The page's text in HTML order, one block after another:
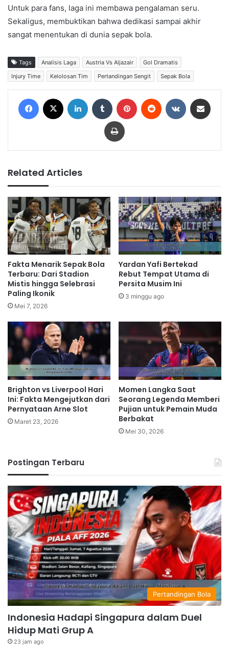
Untuk para fans, laga ini membawa pengalaman seru.
Sekaligus, membuktikan bahwa dedikasi sampai akhir
sangat menentukan di dunia sepak bola.
Tags Analisis Laga Austria Vs Aljazair
Gol Dramatis
Injury Time
Kelolosan Tim Pertandingan Sengit Sepak Bola
Print
Related Articles
Fakta Menarik Sepak Bola
Terbaru: Dari Stadion
Mistis hingga Selebrasi
Paling Ikonik
Mei 7, 2026
Yardan Yafi Bertekad
Rebut Tempat Utama di
Persita Musim Ini
3 minggu ago
Brighton vs Liverpool Hari
Ini: Fakta Mengejutkan dari
Pernyataan Arne Slot
Maret 23, 2026
Momen Langka Saat
Seorang Legenda Memberi
Pujian untuk Pemain Muda
Berbakat
Mei 30, 2026
Postingan Terbaru
Pertandingan Bola
Indonesia Hadapi Singapura dalam Duel
Hidup Mati Grup A
23 jam ago